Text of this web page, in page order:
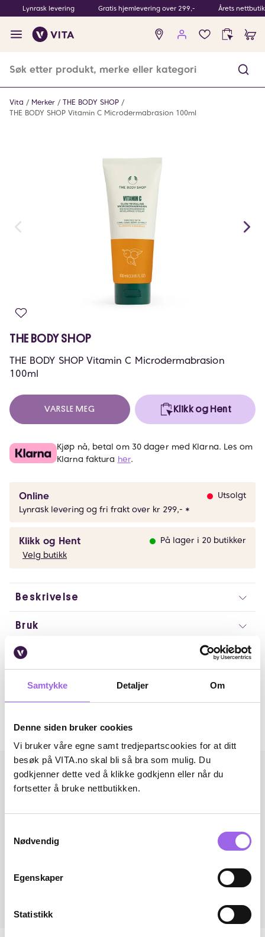
Samtykke Detaljer Om
Denne siden bruker cookies
Vi bruker våre egne samt tredjepartscookies for at ditt
besøk på VITA.no skal bli så bra som mulig. Du
godkjenner dette ved å klikke godkjenn eller når du
fortsetter å bruke nettbutikken.
Nødvendig
Egenskaper
Statistikk
Lynrask levering Gratis hjemlevering over 299,- Årets
Ingen
produkter
Vita Merker
THE BODY SHOP
THE BODY SHOP Vitamin C Microdermabrasion 100ml
THE BODY SHOP
THE BODY SHOP Vitamin C Microdermabrasion
100ml
VARSLE MEG Klikk og Hent
Kjøp nå, betal om 30 dager med Klarna. Les om
Klarna faktura her.
Online
Utsolgt
Lynrask levering og fri frakt over kr 299,- *
Klikk og Hent
På lager i 20 butikker
Velg butikk
Beskrivelse
Bruk
Ingredienser
Artikkelnummer: 260511034
Omtaler
Andre har også kjøpt..